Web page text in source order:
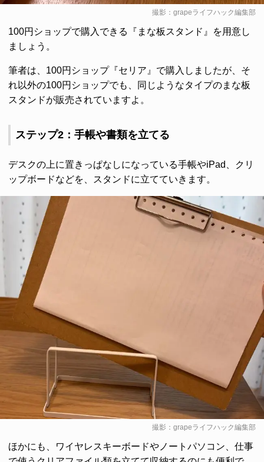
撮影：grapeライフハック編集部
100円ショップで購入できる『まな板スタンド』を用意し
ましょう。
筆者は、100円ショップ『セリア』で購入しましたが、そ
れ以外の100円ショップでも、同じようなタイプのまな板
スタンドが販売されていますよ。
ステップ2：手帳や書類を立てる
デスクの上に置きっぱなしになっている手帳やiPad、クリ
ップボードなどを、スタンドに立てていきます。
撮影：grapeライフハック編集部
ほかにも、ワイヤレスキーボードやノートパソコン、仕事